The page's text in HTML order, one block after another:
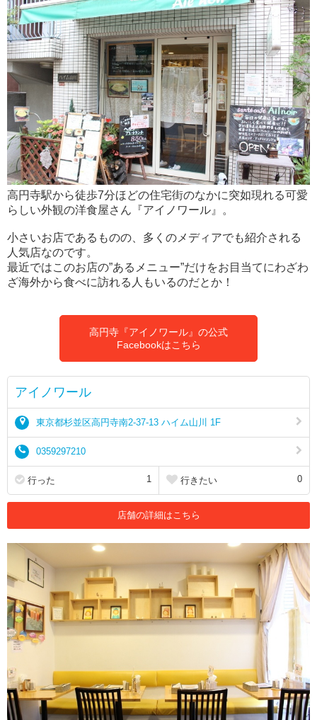
高円寺駅から徒歩7分ほどの住宅街のなかに突如現れる可愛
らしい外観の洋食屋さん『アイノワール』。
小さいお店であるものの、多くのメディアでも紹介される
人気店なのです。
最近ではこのお店の”あるメニュー”だけをお目当てにわざわ
ざ海外から食べに訪れる人もいるのだとか！
高円寺『アイノワール』の公式
Facebookはこちら
アイノワール
東京都杉並区高円寺南2-37-13 ハイム山川 1F
0359297210
行った 1 行きたい 0
店舗の詳細はこちら